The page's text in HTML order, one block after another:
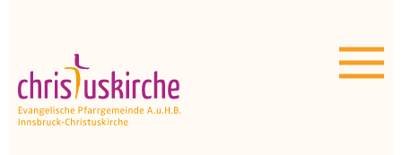
Unser Angebot